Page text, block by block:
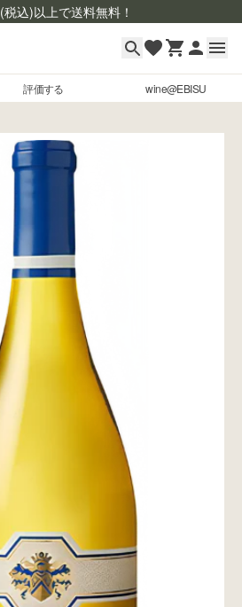
(税込)以上で送料無料！
評価する wine@EBISU
wine@とは